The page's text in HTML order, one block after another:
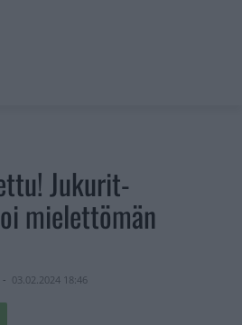
Jukurit-
mielettömän
- 03.02.2024 18:46